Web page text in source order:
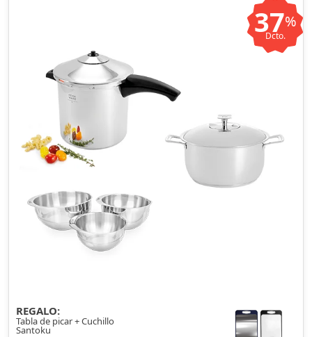
37%
Dcto.
REGALO:
Tabla de picar + Cuchillo
Santoku